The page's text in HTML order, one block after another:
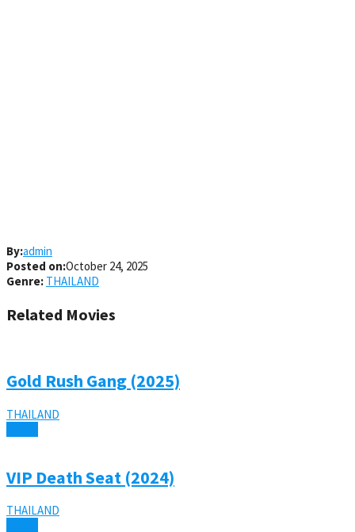
By:admin
Posted on:October 24, 2025
Genre: THAILAND
Related Movies
Gold Rush Gang (2025)
THAILAND
VIP Death Seat (2024)
THAILAND